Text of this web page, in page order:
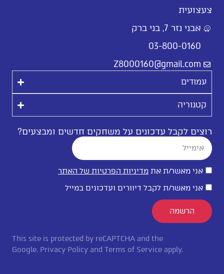
צעצועית
אבני נזר 7, בני ברק
03-800-0160
Z8000160@gmail.com
עמודים
קטגוריה
רוצים לקבל עדכונים על משחקים חדשים ומבצעים?
אני מאשר/ת את מדיניות הפרטיות של האתר
אני מאשר/ת לקבל דיוורים ועדכונים במייל
הרשמה
This site is protected by reCAPTCHA and the
Google. Privacy Policy and Terms of Service apply.